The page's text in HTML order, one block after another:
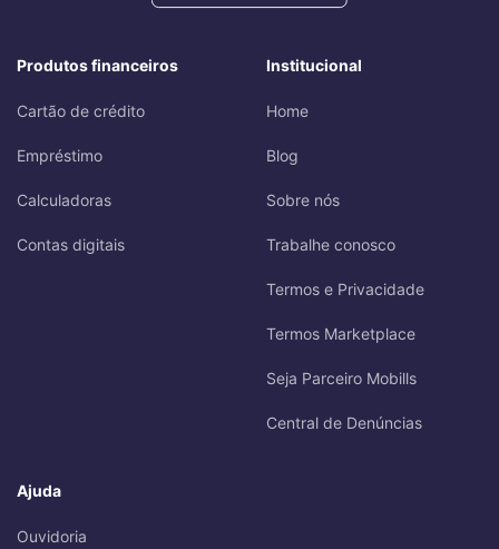
Produtos financeiros
Cartão de crédito
Empréstimo
Calculadoras
Contas digitais
Institucional
Home
Blog
Sobre nós
Trabalhe conosco
Termos e Privacidade
Termos Marketplace
Seja Parceiro Mobills
Central de Denúncias
Ajuda
Ouvidoria